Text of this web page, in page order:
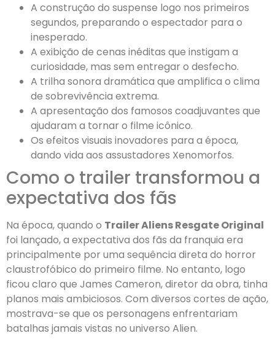
A construção do suspense logo nos primeiros
segundos, preparando o espectador para o
inesperado.
A exibição de cenas inéditas que instigam a
curiosidade, mas sem entregar o desfecho.
A trilha sonora dramática que amplifica o clima
de sobrevivência extrema.
A apresentação dos famosos coadjuvantes que
ajudaram a tornar o filme icônico.
Os efeitos visuais inovadores para a época,
dando vida aos assustadores Xenomorfos.
Como o trailer transformou a
expectativa dos fãs
Na época, quando o Trailer Aliens Resgate Original
foi lançado, a expectativa dos fãs da franquia era
principalmente por uma sequência direta do horror
claustrofóbico do primeiro filme. No entanto, logo
ficou claro que James Cameron, diretor da obra, tinha
planos mais ambiciosos. Com diversos cortes de ação,
mostrava-se que os personagens enfrentariam
batalhas jamais vistas no universo Alien.